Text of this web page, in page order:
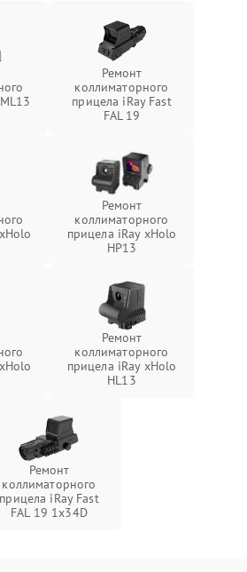
Ремонт
коллиматорного
прицела iRay Fast
FAL 19
Ремонт
коллиматорного
прицела iRay xHolo
HP13
Ремонт
коллиматорного
прицела iRay xHolo
HL13
Ремонт
коллиматорного
прицела iRay Fast
FAL 19 1x34D